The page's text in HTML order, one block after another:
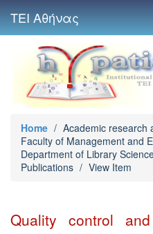
ΤΕΙ Αθήνας
Home / Academic research
Faculty of Management and
Department of Library
Publications / View Item
Quality control